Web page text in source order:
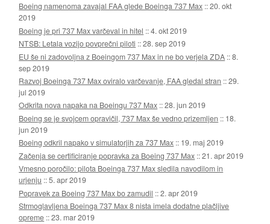
Boeing namenoma zavajal FAA glede Boeinga 737 Max ::20. okt
2019
Boeing je pri 737 Max varčeval in hitel ::4. okt 2019
NTSB: Letala vozijo povprečni piloti ::28. sep 2019
EU še ni zadovoljna z Boeingom 737 Max in ne bo verjela ZDA ::8.
sep 2019
Razvoj Boeinga 737 Max oviralo varčevanje, FAA gledal stran ::29.
jul 2019
Odkrita nova napaka na Boeingu 737 Max ::28. jun 2019
Boeing se je svojcem opravičil, 737 Max še vedno prizemljen :: 18.
jun 2019
Boeing odkril napako v simulatorjih za 737 Max :: 19. maj 2019
Začenja se certificiranje popravka za Boeing 737 Max ::21. apr 2019
Vmesno poročilo: pilota Boeinga 737 Max sledila navodilom in
urjenju ::5. apr 2019
Popravek za Boeing 737 Max bo zamudil ::2. apr 2019
Strmoglavljena Boeinga 737 Max 8 nista imela dodatne plačljive
opreme ::23. mar 2019